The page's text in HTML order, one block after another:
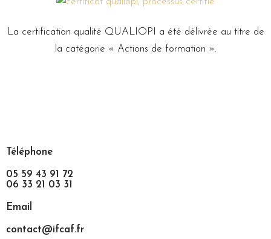
La certification qualité QUALIOPI a été délivrée au titre de
la catégorie « Actions de formation ».
Téléphone
05 59 43 91 72
06 33 21 03 31
Email
contact@ifcaf.fr